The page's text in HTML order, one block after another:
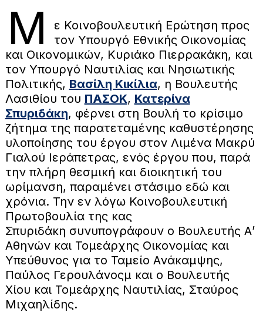
Μ
ε Κοινοβουλευτική Ερώτηση προς
τον Υπουργό Εθνικής Οικονομίας
και Οικονομικών, Κυριάκο Πιερρακάκη, και
τον Υπουργό Ναυτιλίας και Νησιωτικής
Πολιτικής, Βασίλη Κικίλια, η Βουλευτής
Λασιθίου του ΠΑΣΟΚ, Κατερίνα
Σπυριδάκη, φέρνει στη Βουλή το κρίσιμο
ζήτημα της παρατεταμένης καθυστέρησης
υλοποίησης του έργου στον Λιμένα Μακρύ
Γιαλού Ιεράπετρας, ενός έργου που, παρά
την πλήρη θεσμική και διοικητική του
ωρίμανση, παραμένει στάσιμο εδώ και
χρόνια. Την εν λόγω Κοινοβουλευτική
Πρωτοβουλία της κας
Σπυριδάκη συνυπογράφουν ο Βουλευτής Α’
Αθηνών και Τομεάρχης Οικονομίας και
Υπεύθυνος για το Ταμείο Ανάκαμψης,
Παύλος Γερουλάνοςμ και ο Βουλευτής
Χίου και Τομεάρχης Ναυτιλίας, Σταύρος
Μιχαηλίδης.